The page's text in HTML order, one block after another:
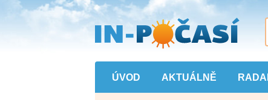
Přejít
na
hlavní
obsah
ÚVOD AKTUÁLNĚ